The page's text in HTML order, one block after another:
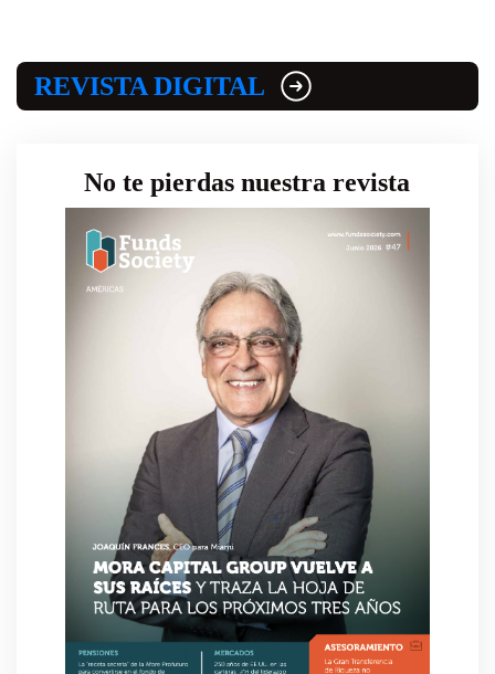
REVISTA DIGITAL
No te pierdas nuestra revista